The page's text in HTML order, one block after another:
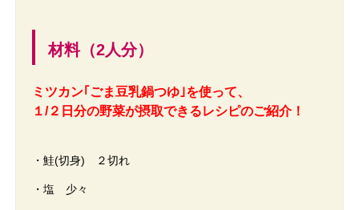
材料（2人分）
ミツカン｢ごま豆乳鍋つゆ｣を使って、
１/２日分の野菜が摂取できるレシピのご紹介！
・鮭(切身) ２切れ
・塩 少々